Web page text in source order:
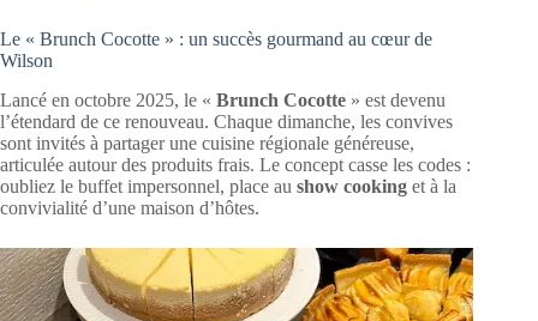
Le « Brunch Cocotte » : un succès gourmand au cœur de
Wilson
Lancé en octobre 2025, le « Brunch Cocotte » est devenu
l’étendard de ce renouveau. Chaque dimanche, les convives
sont invités à partager une cuisine régionale généreuse,
articulée autour des produits frais. Le concept casse les codes :
oubliez le buffet impersonnel, place au show cooking et à la
convivialité d’une maison d’hôtes.